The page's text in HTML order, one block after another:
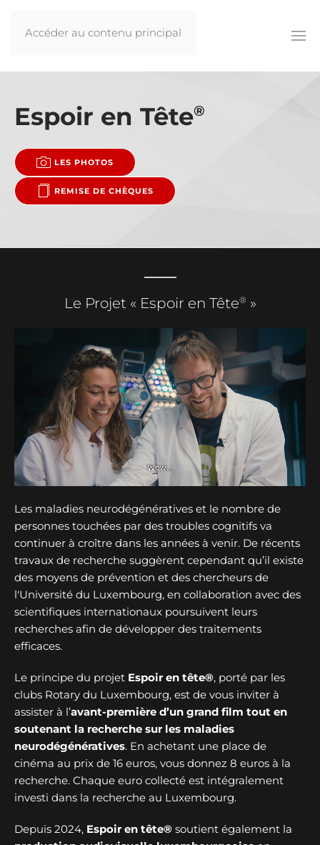
Accéder au contenu principal
Espoir en Tête®
LES PHOTOS
REMISE DE CHÈQUES
Le Projet « Espoir en Tête® »
Les maladies neurodégénératives et le nombre de
personnes touchées par des troubles cognitifs va
continuer à croître dans les années à venir. De récents
travaux de recherche suggèrent cependant qu’il existe
des moyens de prévention et des chercheurs de
l'Université du Luxembourg, en collaboration avec des
scientifiques internationaux poursuivent leurs
recherches afin de développer des traitements
efficaces.
Le principe du projet Espoir en tête®, porté par les
clubs Rotary du Luxembourg, est de vous inviter à
assister à l’avant-première d’un grand film tout en
soutenant la recherche sur les maladies
neurodégénératives. En achetant une place de
cinéma au prix de 16 euros, vous donnez 8 euros à la
recherche. Chaque euro collecté est intégralement
investi dans la recherche au Luxembourg.
Depuis 2024, Espoir en tête® soutient également la